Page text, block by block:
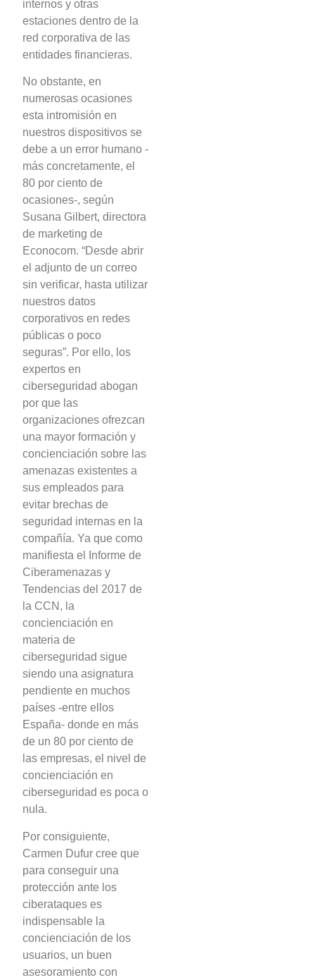
internos y otras
estaciones dentro de la
red corporativa de las
entidades financieras.
No obstante, en
numerosas ocasiones
esta intromisión en
nuestros dispositivos se
debe a un error humano -
más concretamente, el
80 por ciento de
ocasiones-, según
Susana Gilbert, directora
de marketing de
Econocom. “Desde abrir
el adjunto de un correo
sin verificar, hasta utilizar
nuestros datos
corporativos en redes
públicas o poco
seguras”. Por ello, los
expertos en
ciberseguridad abogan
por que las
organizaciones ofrezcan
una mayor formación y
concienciación sobre las
amenazas existentes a
sus empleados para
evitar brechas de
seguridad internas en la
compañía. Ya que como
manifiesta el Informe de
Ciberamenazas y
Tendencias del 2017 de
la CCN, la
concienciación en
materia de
ciberseguridad sigue
siendo una asignatura
pendiente en muchos
países -entre ellos
España- donde en más
de un 80 por ciento de
las empresas, el nivel de
concienciación en
ciberseguridad es poca o
nula.
Por consiguiente,
Carmen Dufur cree que
para conseguir una
protección ante los
ciberataques es
indispensable la
concienciación de los
usuarios, un buen
asesoramiento con